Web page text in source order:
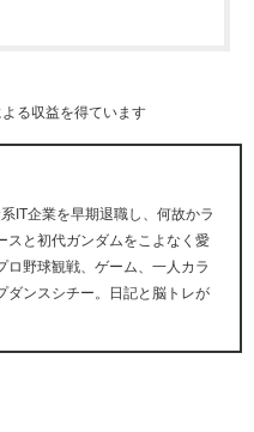
る収益を得ています
IT企業を早期退職し、何故かラ
スと初代ガンダムをこよなく愛
ロ野球観戦、ゲーム、一人カラ
ダンスシチー。日記と脳トレが